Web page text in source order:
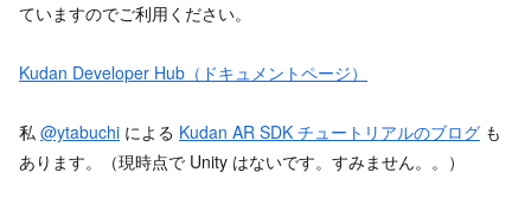
ていますのでご利用ください。
Kudan Developer Hub（ドキュメントページ）
私 @ytabuchi による Kudan AR SDK チュートリアルのブログ も
あります。（現時点で Unity はないです。すみません。。）